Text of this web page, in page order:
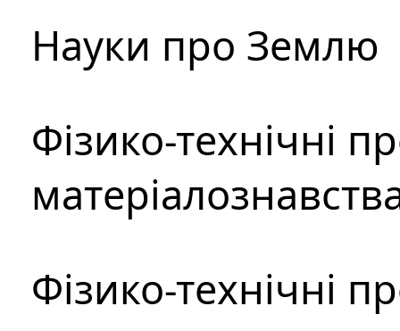
Науки про Землю
Фізико-технічні
Фізико-технічні